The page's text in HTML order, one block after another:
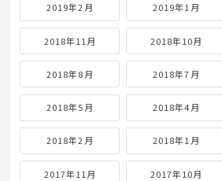
2019年2月 2019年1月
2018年11月 2018年10月
2018年8月 2018年7月
2018年5月 2018年4月
2018年2月 2018年1月
2017年11月 2017年10月